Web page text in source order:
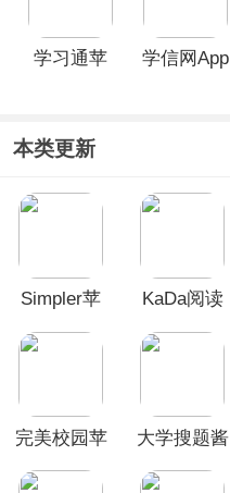
学习通苹
学信网App
本类更新
Simpler苹
KaDa阅读
完美校园苹
大学搜题酱